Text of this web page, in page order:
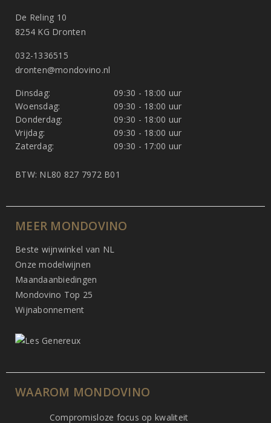
De Reling 10
8254 KG Dronten
032-1336515
dronten@mondovino.nl
Dinsdag:
09:30 - 18:00 uur
Woensdag:
09:30 - 18:00 uur
Donderdag:
09:30 - 18:00 uur
Vrijdag:
09:30 - 18:00 uur
Zaterdag:
09:30 - 17:00 uur
BTW: NL80 827 7972 B01
MEER MONDOVINO
Beste wijnwinkel van NL
Onze modelwijnen
Maandaanbiedingen
Mondovino Top 25
Wijnabonnement
WAAROM MONDOVINO
Compromisloze focus op kwaliteit